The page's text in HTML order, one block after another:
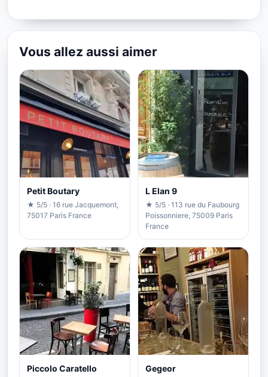
Vous allez aussi aimer
Petit Boutary
★ 5/5 · 16 rue Jacquemont,
75017 Paris France
L Elan 9
★ 5/5 · 113 rue du Faubourg
Poissonniere, 75009 Paris
France
Piccolo Caratello Gegeor